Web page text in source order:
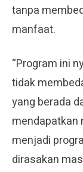
tanpa
manfaat.
“Program ini
tidak
yang berada
mendapatkan
menjadi
dirasakan